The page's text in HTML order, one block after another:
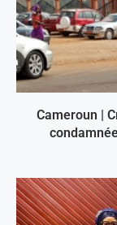
Cameroun |